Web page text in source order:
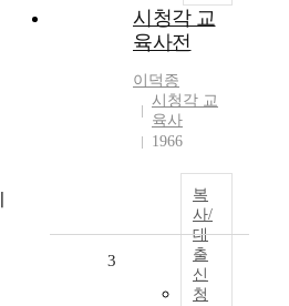
시청각 교
육사전
이덕종
시청각 교
육사
1966
복
사/
대
출
신
청
3